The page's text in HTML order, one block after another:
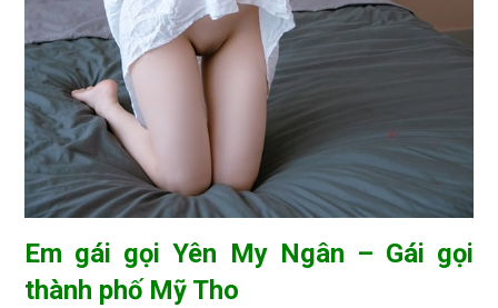
Em gái gọi Yên My Ngân – Gái gọi
thành phố Mỹ Tho